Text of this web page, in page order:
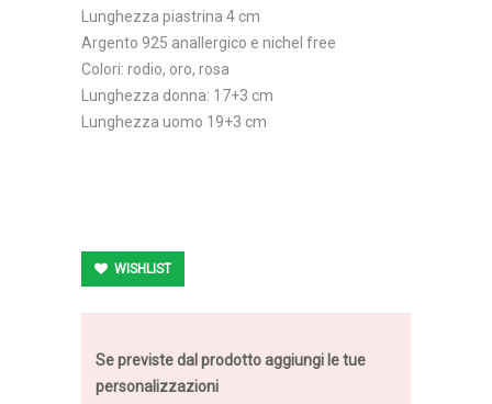
Lunghezza piastrina 4 cm
Argento 925 anallergico e nichel free
Colori: rodio, oro, rosa
Lunghezza donna: 17+3 cm
Lunghezza uomo 19+3 cm
WISHLIST
Se previste dal prodotto aggiungi le tue
personalizzazioni